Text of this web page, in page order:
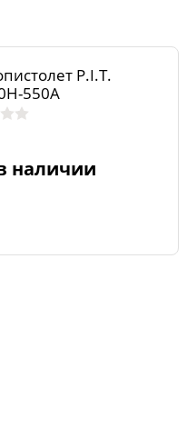
P.I.T.
550A
наличии